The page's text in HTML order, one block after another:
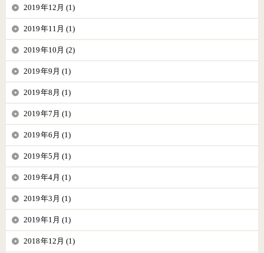
2019年12月 (1)
2019年11月 (1)
2019年10月 (2)
2019年9月 (1)
2019年8月 (1)
2019年7月 (1)
2019年6月 (1)
2019年5月 (1)
2019年4月 (1)
2019年3月 (1)
2019年1月 (1)
2018年12月 (1)